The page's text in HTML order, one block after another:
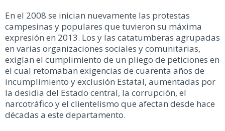
En el 2008 se inician nuevamente las protestas
campesinas y populares que tuvieron su máxima
expresión en 2013. Los y las catatumberas agrupadas
en varias organizaciones sociales y comunitarias,
exigían el cumplimiento de un pliego de peticiones en
el cual retomaban exigencias de cuarenta años de
incumplimiento y exclusión Estatal, aumentadas por
la desidia del Estado central, la corrupción, el
narcotráfico y el clientelismo que afectan desde hace
décadas a este departamento.